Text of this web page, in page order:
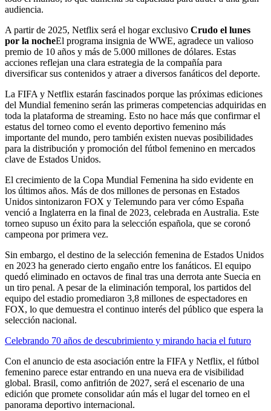
audiencia.
A partir de 2025, Netflix será el hogar exclusivo Crudo el lunes
por la nocheEl programa insignia de WWE, agradece un valioso
premio de 10 años y más de 5.000 millones de dólares. Estas
acciones reflejan una clara estrategia de la compañía para
diversificar sus contenidos y atraer a diversos fanáticos del deporte.
La FIFA y Netflix estarán fascinados porque las próximas ediciones
del Mundial femenino serán las primeras competencias adquiridas en
toda la plataforma de streaming. Esto no hace más que confirmar el
estatus del torneo como el evento deportivo femenino más
importante del mundo, pero también existen nuevas posibilidades
para la distribución y promoción del fútbol femenino en mercados
clave de Estados Unidos.
El crecimiento de la Copa Mundial Femenina ha sido evidente en
los últimos años. Más de dos millones de personas en Estados
Unidos sintonizaron FOX y Telemundo para ver cómo España
venció a Inglaterra en la final de 2023, celebrada en Australia. Este
torneo supuso un éxito para la selección española, que se coronó
campeona por primera vez.
Sin embargo, el destino de la selección femenina de Estados Unidos
en 2023 ha generado cierto engaño entre los fanáticos. El equipo
quedó eliminado en octavos de final tras una derrota ante Suecia en
un tiro penal. A pesar de la eliminación temporal, los partidos del
equipo del estadio promediaron 3,8 millones de espectadores en
FOX, lo que demuestra el continuo interés del público que espera la
selección nacional.
Celebrando 70 años de descubrimiento y mirando hacia el futuro
Con el anuncio de esta asociación entre la FIFA y Netflix, el fútbol
femenino parece estar entrando en una nueva era de visibilidad
global. Brasil, como anfitrión de 2027, será el escenario de una
edición que promete consolidar aún más el lugar del torneo en el
panorama deportivo internacional.